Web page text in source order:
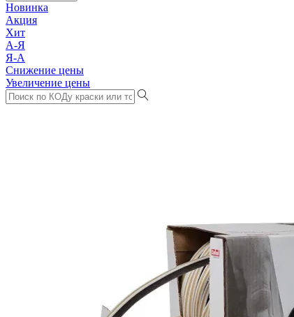
Новинка
Акция
Хит
А-Я
Я-А
Снижение цены
Увеличение цены